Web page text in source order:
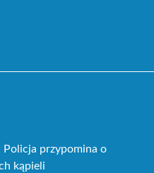
Policja przypomina o
kąpieli